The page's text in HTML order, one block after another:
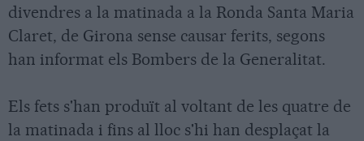
divendres a la matinada a la Ronda Santa Maria
Claret, de Girona sense causar ferits, segons
han informat els Bombers de la Generalitat.
Els fets s'han produït al voltant de les quatre de
la matinada i fins al lloc s'hi han desplaçat la